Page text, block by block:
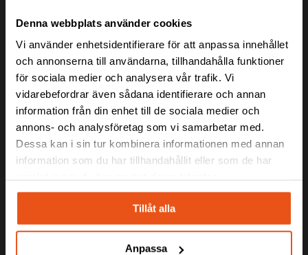
Denna webbplats använder cookies
Vi använder enhetsidentifierare för att anpassa innehållet
och annonserna till användarna, tillhandahålla funktioner
för sociala medier och analysera vår trafik. Vi
vidarebefordrar även sådana identifierare och annan
information från din enhet till de sociala medier och
annons- och analysföretag som vi samarbetar med.
Dessa kan i sin tur kombinera informationen med annan
information som du har tillhandahållit eller som de har
Tillåt alla
Anpassa
MODERNISERING AV
FÖRSVARSMAKTENS
BANDVAGNAR
På uppdrag av Försvarets Materielverk
deltar Svekon i ett omfattande
moderniseringsprojekt av
partners i ett konsortium, Nordic Terrain
Solutions (NTS).